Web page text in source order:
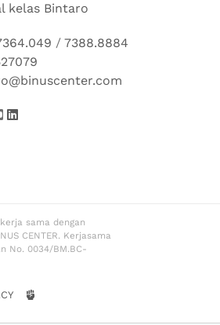
kelas Bintaro
/ 7388.8884
sama dengan
CENTER. Kerjasama
No. 0034/BM.BC-